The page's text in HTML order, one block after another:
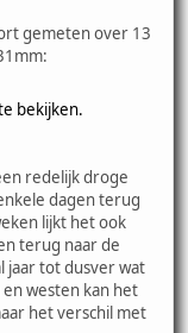
gemeten over 13
bekijken.
redelijk droge
dagen terug
lijkt het ook
terug naar de
jaar tot dusver wat
westen kan het
het verschil met